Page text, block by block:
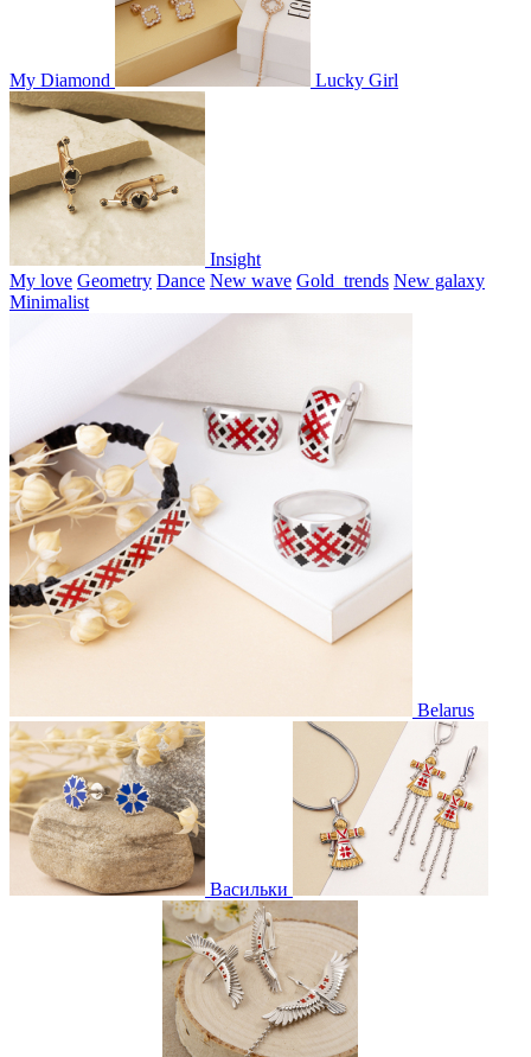
My Diamond Lucky Girl
Insight
My love Geometry Dance New wave Gold_trends New galaxy
Minimalist
Belarus
Васильки